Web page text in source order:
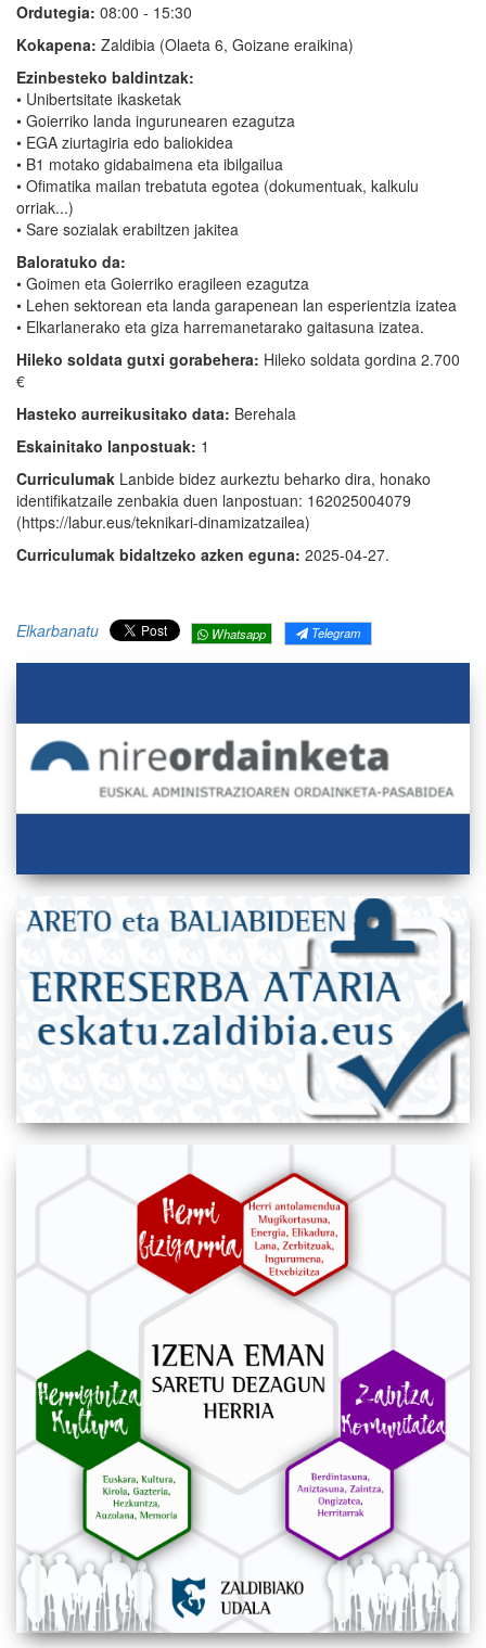
Ordutegia: 08:00 - 15:30
Kokapena: Zaldibia (Olaeta 6, Goizane eraikina)
Ezinbesteko baldintzak:
• Unibertsitate ikasketak
• Goierriko landa ingurunearen ezagutza
• EGA ziurtagiria edo baliokidea
• B1 motako gidabaimena eta ibilgailua
• Ofimatika mailan trebatuta egotea (dokumentuak, kalkulu
orriak...)
• Sare sozialak erabiltzen jakitea
Baloratuko da:
• Goimen eta Goierriko eragileen ezagutza
• Lehen sektorean eta landa garapenean lan esperientzia izatea
• Elkarlanerako eta giza harremanetarako gaitasuna izatea.
Hileko soldata gutxi gorabehera: Hileko soldata gordina 2.700
€
Hasteko aurreikusitako data: Berehala
Eskainitako lanpostuak: 1
Curriculumak Lanbide bidez aurkeztu beharko dira, honako
identifikatzaile zenbakia duen lanpostuan: 162025004079
(https://labur.eus/teknikari-dinamizatzailea)
Curriculumak bidaltzeko azken eguna: 2025-04-27.
Elkarbanatu Whatsapp Telegram